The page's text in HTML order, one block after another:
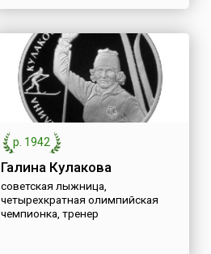
р. 1942
Галина Кулакова
советская лыжница,
четырехкратная олимпийская
чемпионка, тренер